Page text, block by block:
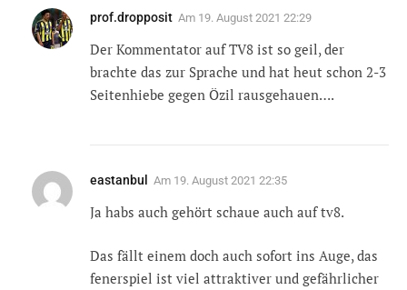
prof.dropposit Am 19. August 2021 22:29
Der Kommentator auf TV8 ist so geil, der
brachte das zur Sprache und hat heut schon 2-3
Seitenhiebe gegen Özil rausgehauen….
eastanbul Am 19. August 2021 22:35
Ja habs auch gehört schaue auch auf tv8.
Das fällt einem doch auch sofort ins Auge, das
fenerspiel ist viel attraktiver und gefährlicher